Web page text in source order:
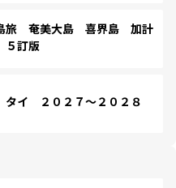
旅 奄美大島 喜界島 加計
５訂版
イ ２０２７～２０２８